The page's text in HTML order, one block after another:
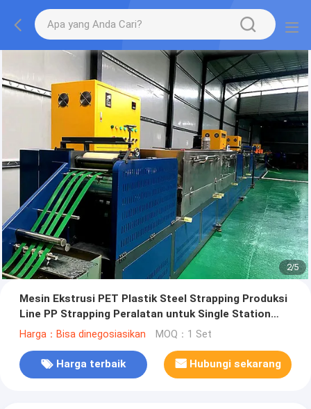
2/5
Mesin Ekstrusi PET Plastik Steel Strapping Produksi
Line PP Strapping Peralatan untuk Single Station
Wrapping Machine
Harga：Bisa dinegosiasikan MOQ：1 Set
Harga terbaik Hubungi sekarang